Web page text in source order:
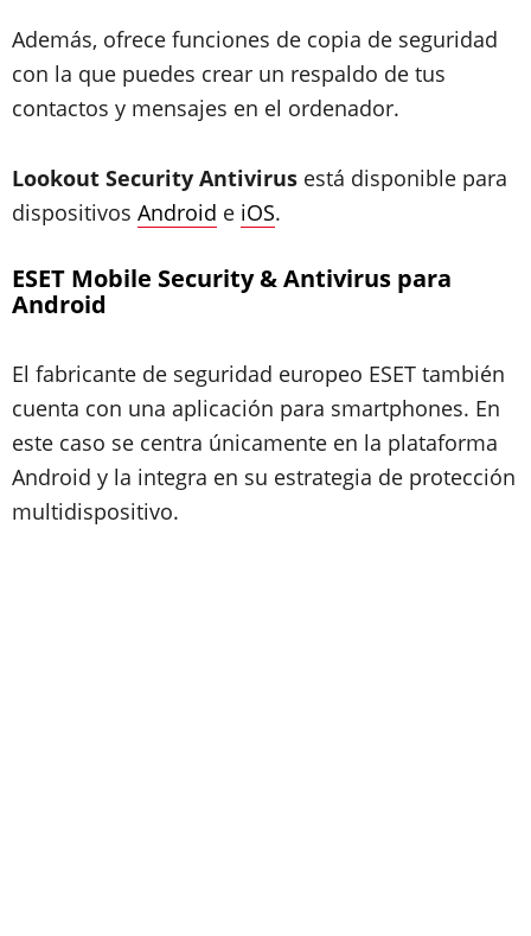
Además, ofrece funciones de copia de seguridad
con la que puedes crear un respaldo de tus
contactos y mensajes en el ordenador.
Lookout Security Antivirus está disponible para
dispositivos Android e iOS.
ESET Mobile Security & Antivirus para
Android
El fabricante de seguridad europeo ESET también
cuenta con una aplicación para smartphones. En
este caso se centra únicamente en la plataforma
Android y la integra en su estrategia de protección
multidispositivo.